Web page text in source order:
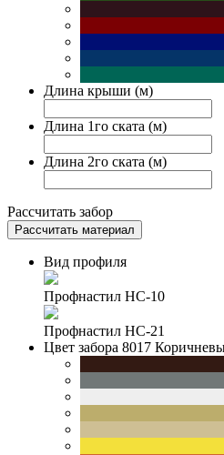
Длина крыши (м)
Длина 1го ската (м)
Длина 2го ската (м)
Рассчитать забор
Рассчитать материал
Вид профиля
Профнастил НС-10
Профнастил НС-21
Цвет забора 8017